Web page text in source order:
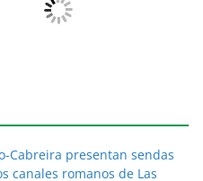
Cabreira presentan sendas
canales romanos de Las